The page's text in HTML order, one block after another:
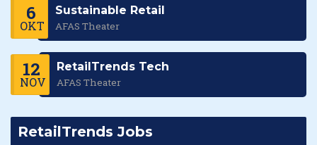
6
OKT
Sustainable Retail
AFAS Theater
12
NOV
RetailTrends Tech
AFAS Theater
RetailTrends Jobs